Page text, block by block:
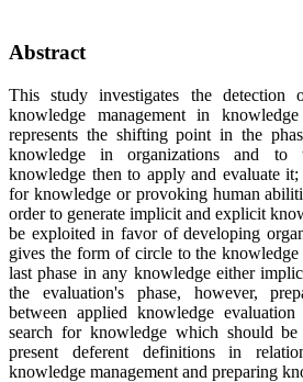
Abstract
This study investigates the
knowledge management in
represents the shifting point in the
knowledge in organizations and
knowledge then to apply and evaluate
for knowledge or provoking human
order to generate implicit and explicit
be exploited in favor of developing
gives the form of circle to the knowledge
last phase in any knowledge either
the evaluation's phase, however,
between applied knowledge
search for knowledge which should
present deferent definitions in
knowledge management and preparing